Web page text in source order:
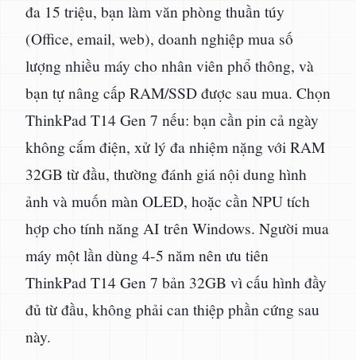
đa 15 triệu, bạn làm văn phòng thuần túy
(Office, email, web), doanh nghiệp mua số
lượng nhiều máy cho nhân viên phổ thông, và
bạn tự nâng cấp RAM/SSD được sau mua. Chọn
ThinkPad T14 Gen 7 nếu: bạn cần pin cả ngày
không cắm điện, xử lý đa nhiệm nặng với RAM
32GB từ đầu, thường đánh giá nội dung hình
ảnh và muốn màn OLED, hoặc cần NPU tích
hợp cho tính năng AI trên Windows. Người mua
máy một lần dùng 4-5 năm nên ưu tiên
ThinkPad T14 Gen 7 bản 32GB vì cấu hình đầy
đủ từ đầu, không phải can thiệp phần cứng sau
này.